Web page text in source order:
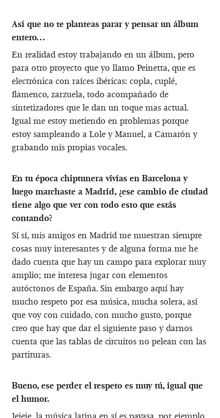
Así que no te planteas parar y pensar un álbum
entero…
En realidad estoy trabajando en un álbum, pero
para otro proyecto que yo llamo Peinetta, que es
electrónica con raíces ibéricas: copla, cuplé,
flamenco, zarzuela, todo acompañado de
sintetizadores que le dan un toque mas actual.
Igual me estoy metiendo en problemas porque
estoy sampleando a Lole y Manuel, a Camarón y
grabando mis propias vocales.
En tu época chiptunera vivías en Barcelona y
luego marchaste a Madrid, ¿ese cambio de ciudad
tiene algo que ver con todo esto que estás
contando?
Sí sí, mis amigos en Madrid me muestran siempre
cosas muy interesantes y de alguna forma me he
dado cuenta que hay un campo para explorar muy
amplio; me interesa jugar con elementos
autóctonos de España. Sin embargo aquí hay
mucho respeto por esa música, mucha solera, así
que voy con cuidado, con mucho gusto, porque
creo que hay que dar el siguiente paso y darnos
cuenta que las tablas de circuitos no pelean con las
partituras.
Bueno, ese perder el respeto es muy tú, igual que
el humor.